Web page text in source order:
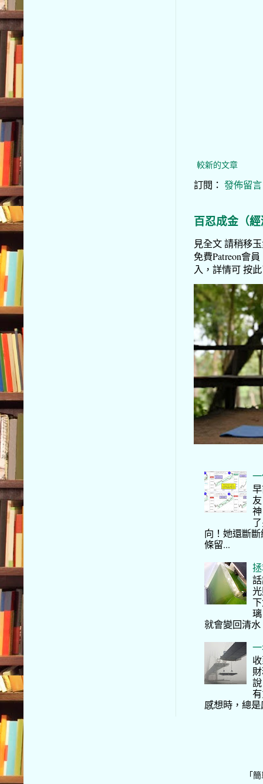
較新的文章
訂閱： 發佈留
百忍成金（
見全文 請稍移
免費Patreon會
入，詳情可 按
向！她還斷
條留...
就會變回清
感想時，總
「